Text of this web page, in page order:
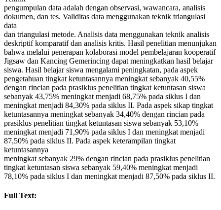
pengumpulan data adalah dengan observasi, wawancara, analisis
dokumen, dan tes. Validitas data menggunakan teknik triangulasi
data
dan triangulasi metode. Analisis data menggunakan teknik analisis
deskriptif komparatif dan analisis kritis. Hasil penelitian menunjukan
bahwa melalui penerapan kolaborasi model pembelajaran kooperatif
Jigsaw dan Kancing Gemerincing dapat meningkatkan hasil belajar
siswa. Hasil belajar siswa mengalami peningkatan, pada aspek
pengetahuan tingkat ketuntasannya meningkat sebanyak 40,55%
dengan rincian pada prasiklus penelitian tingkat ketuntasan siswa
sebanyak 43,75% meningkat menjadi 68,75% pada siklus I dan
meningkat menjadi 84,30% pada siklus II. Pada aspek sikap tingkat
ketuntasannya meningkat sebanyak 34,40% dengan rincian pada
prasiklus penelitian tingkat ketuntasan siswa sebanyak 53,10%
meningkat menjadi 71,90% pada siklus I dan meningkat menjadi
87,50% pada siklus II. Pada aspek keterampilan tingkat
ketuntasannya
meningkat sebanyak 29% dengan rincian pada prasiklus penelitian
tingkat ketuntasan siswa sebanyak 59,40% meningkat menjadi
78,10% pada siklus I dan meningkat menjadi 87,50% pada siklus II.
Full Text: